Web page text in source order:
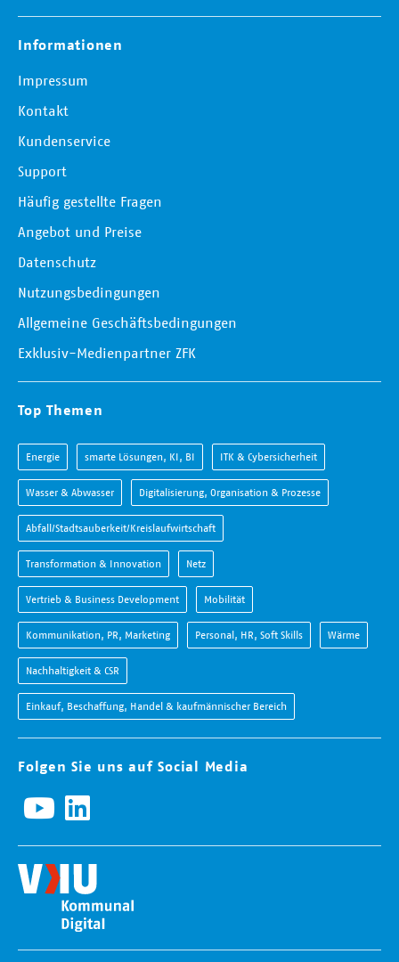
Informationen
Impressum
Kontakt
Kundenservice
Support
Häufig gestellte Fragen
Angebot und Preise
Datenschutz
Nutzungsbedingungen
Allgemeine Geschäftsbedingungen
Exklusiv-Medienpartner ZFK
Top Themen
Energie smarte Lösungen, KI, BI ITK & Cybersicherheit
Wasser & Abwasser Digitalisierung, Organisation & Prozesse
Abfall/Stadtsauberkeit/Kreislaufwirtschaft
Transformation & Innovation Netz
Vertrieb & Business Development Mobilität
Kommunikation, PR, Marketing Personal, HR, Soft Skills Wärme
Nachhaltigkeit & CSR
Einkauf, Beschaffung, Handel & kaufmännischer Bereich
Folgen Sie uns auf Social Media